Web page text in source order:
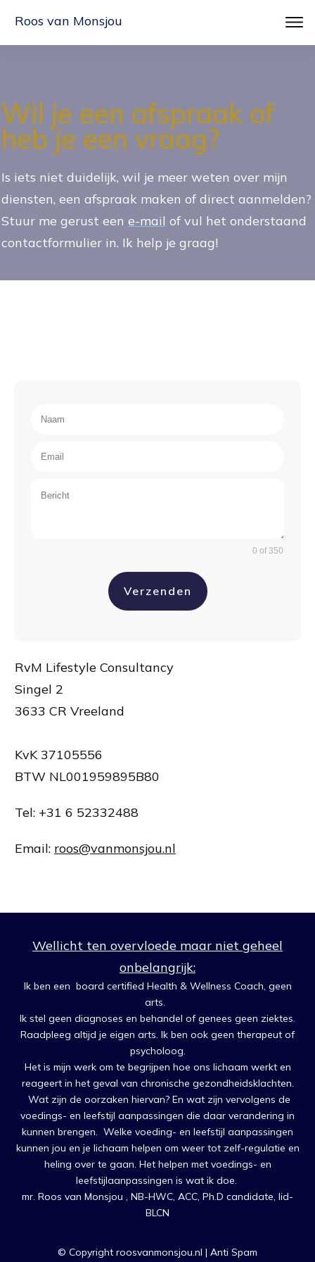
Roos van Monsjou
Wil je een afspraak of
heb je een vraag?
Is iets niet duidelijk, wil je meer weten over mijn
diensten, een afspraak maken of direct aanmelden?
Stuur me gerust een e-mail of vul het onderstaand
contactformulier in. Ik help je graag!
0 of 350
Verzenden
RvM Lifestyle Consultancy
Singel 2
3633 CR Vreeland
KvK 37105556
BTW NL001959895B80
Tel: +31 6 52332488
Email: roos@vanmonsjou.nl
Wellicht ten overvloede maar niet geheel
onbelangrijk:
Ik ben een board certified Health & Wellness Coach, geen
arts.
Ik stel geen diagnoses en behandel of genees geen ziektes.
Raadpleeg altijd je eigen arts. Ik ben ook geen therapeut of
psycholoog.
Het is mijn werk om te begrijpen hoe ons lichaam werkt en
reageert in het geval van chronische gezondheidsklachten.
Wat zijn de oorzaken hiervan? En wat zijn vervolgens de
voedings- en leefstijl aanpassingen die daar verandering in
kunnen brengen. Welke voeding- en leefstijl aanpassingen
kunnen jou en je lichaam helpen om weer tot zelf-regulatie en
heling over te gaan. Het helpen met voedings- en
leefstijlaanpassingen is wat ik doe.
mr. Roos van Monsjou , NB-HWC, ACC, Ph.D candidate, lid-
BLCN
© Copyright roosvanmonsjou.nl | Anti Spam